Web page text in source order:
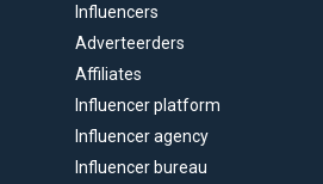
Influencers
Adverteerders
Affiliates
Influencer platform
Influencer agency
Influencer bureau